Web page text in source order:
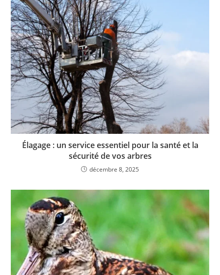
Élagage : un service essentiel pour la santé et la
sécurité de vos arbres
décembre 8, 2025